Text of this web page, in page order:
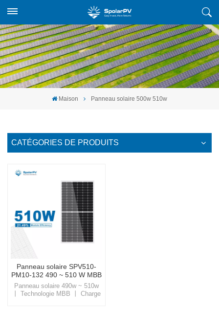
Maison Panneau solaire 500w 510w
CATÉGORIES DE PRODUITS
Panneau solaire SPV510-
PM10-132 490 ~ 510 W MBB
Tech
Panneau solaire 490w ~ 510w
丨 Technologie MBB 丨 Charge